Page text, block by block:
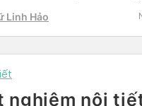
nhiên, chuyên gia y tế […]
Linh Hảo
nghiệm nội